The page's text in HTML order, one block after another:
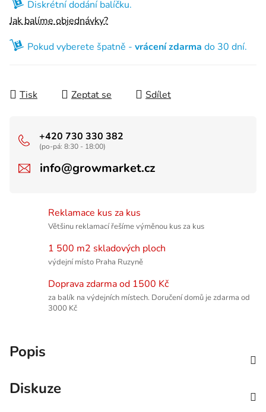
Diskrétní dodání balíčku.
Jak balíme objednávky?
Pokud vyberete špatně - vrácení zdarma do 30 dní.
Tisk Zeptat se Sdílet
+420 730 330 382
(po-pá: 8:30 - 18:00)
info@growmarket.cz
Reklamace kus za kus
Většinu reklamací řešíme výměnou kus za kus
1 500 m2 skladových ploch
výdejní místo Praha Ruzyně
Doprava zdarma od 1500 Kč
za balík na výdejních místech. Doručení domů je zdarma od
3000 Kč
Popis
Diskuze